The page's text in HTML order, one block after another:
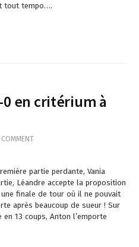
tout tempo….
en critérium à
COMMENT
partie perdante, Vania
Léandre accepte la proposition
finale de tour où il ne pouvait
après beaucoup de sueur ! Sur
13 coups, Anton l’emporte